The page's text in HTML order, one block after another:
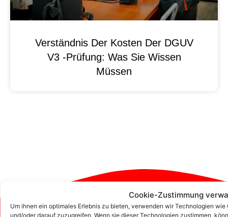
Cookie-Zustimmung
Um ihnen ein optimales Erlebnis zu bieten, verwenden wir Technologien
und/oder darauf zuzugreifen. Wenn sie dieser Technologien zustimmen,
Verständnis Der Kosten Der DGUV
V3 -Prüfung: Was Sie Wissen
Müssen